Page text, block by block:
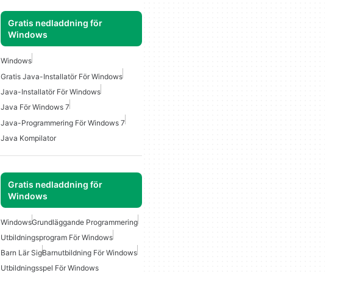
Gratis nedladdning för
Windows
Windows
Gratis Java-Installatör För Windows
Java-Installatör För Windows
Java För Windows 7
Java-Programmering För Windows 7
Java Kompilator
Gratis nedladdning för
Windows
WindowsGrundläggande Programmering
Utbildningsprogram För Windows
Barn Lär SigBarnutbildning För Windows
Utbildningsspel För Windows